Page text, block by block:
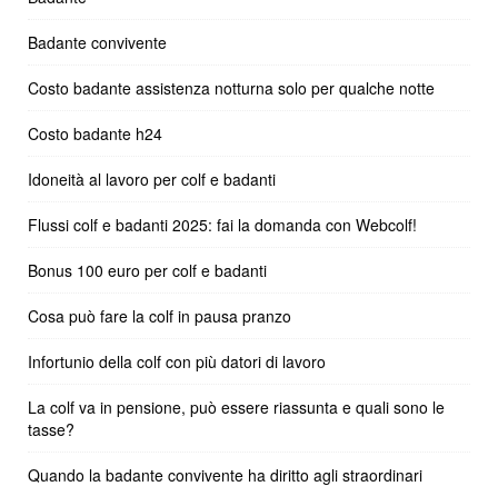
Badante convivente
Costo badante assistenza notturna solo per qualche notte
Costo badante h24
Idoneità al lavoro per colf e badanti
Flussi colf e badanti 2025: fai la domanda con Webcolf!
Bonus 100 euro per colf e badanti
Cosa può fare la colf in pausa pranzo
Infortunio della colf con più datori di lavoro
La colf va in pensione, può essere riassunta e quali sono le
tasse?
Quando la badante convivente ha diritto agli straordinari